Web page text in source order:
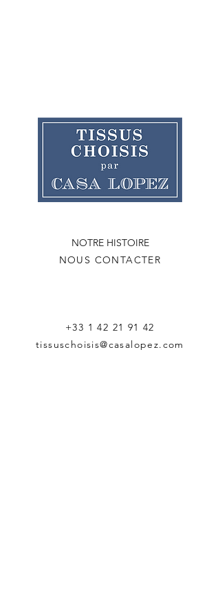
NOTRE HISTOIRE
NOUS CONTACTER
+33 1 42 21 91 42
tissuschoisis@casalopez.com